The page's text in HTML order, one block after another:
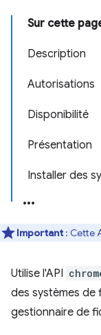
Sur cette
Description
Autorisations
Disponibilité
Présentation
Installer des
Important : Cette
Utilise l'API
des systèmes de
gestionnaire de